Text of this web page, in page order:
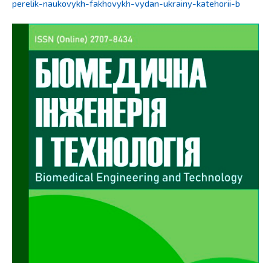
perelik-naukovykh-fakhovykh-vydan-ukrainy-katehorii-b